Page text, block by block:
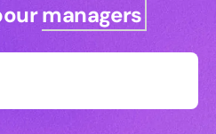
managers